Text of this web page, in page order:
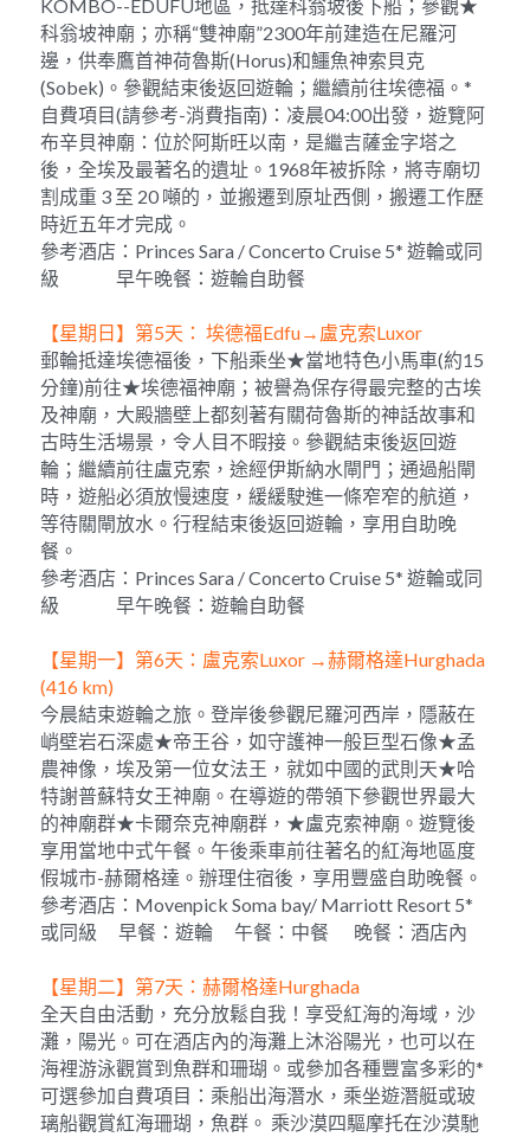
KOMBO--EDUFU地區，抵達科翁坡後下船；參觀★
科翁坡神廟；亦稱“雙神廟”2300年前建造在尼羅河
邊，供奉鷹首神荷魯斯(Horus)和鱷魚神索貝克
(Sobek)。參觀結束後返回遊輪；繼續前往埃德福。*
自費項目(請參考-消費指南)：凌晨04:00出發，遊覽阿
布辛貝神廟：位於阿斯旺以南，是繼吉薩金字塔之
後，全埃及最著名的遺址。1968年被拆除，將寺廟切
割成重 3 至 20 噸的，並搬遷到原址西側，搬遷工作歷
時近五年才完成。
參考酒店：Princes Sara / Concerto Cruise 5* 遊輪或同
級                早午晚餐：遊輪自助餐
【星期日】第5天： 埃德福Edfu→盧克索Luxor
郵輪抵達埃德福後，下船乘坐★當地特色小馬車(約15
分鐘)前往★埃德福神廟；被譽為保存得最完整的古埃
及神廟，大殿牆壁上都刻著有關荷魯斯的神話故事和
古時生活場景，令人目不暇接。參觀結束後返回遊
輪；繼續前往盧克索，途經伊斯納水閘門；通過船閘
時，遊船必須放慢速度，緩緩駛進一條窄窄的航道，
等待關閘放水。行程結束後返回遊輪，享用自助晚
餐。
參考酒店：Princes Sara / Concerto Cruise 5* 遊輪或同
級                早午晚餐：遊輪自助餐
【星期一】第6天：盧克索Luxor →赫爾格達Hurghada
(416 km)
今晨結束遊輪之旅。登岸後參觀尼羅河西岸，隱蔽在
峭壁岩石深處★帝王谷，如守護神一般巨型石像★孟
農神像，埃及第一位女法王，就如中國的武則天★哈
特謝普蘇特女王神廟。在導遊的帶領下參觀世界最大
的神廟群★卡爾奈克神廟群，★盧克索神廟。遊覽後
享用當地中式午餐。午後乘車前往著名的紅海地區度
假城市-赫爾格達。辦理住宿後，享用豐盛自助晚餐。
參考酒店：Movenpick Soma bay/ Marriott Resort 5*
或同級      早餐：遊輪      午餐：中餐       晚餐：酒店內
【星期二】第7天：赫爾格達Hurghada
全天自由活動，充分放鬆自我！享受紅海的海域，沙
灘，陽光。可在酒店內的海灘上沐浴陽光，也可以在
海裡游泳觀賞到魚群和珊瑚。或參加各種豐富多彩的*
可選參加自費項目：乘船出海潛水，乘坐遊潛艇或玻
璃船觀賞紅海珊瑚，魚群。 乘沙漠四驅摩托在沙漠馳